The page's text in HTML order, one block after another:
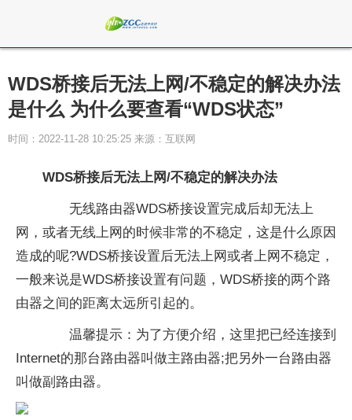
WDS桥接后无法上网/不稳定的解决办法
是什么 为什么要查看“WDS状态”
时间：2022-11-28 10:25:25 来源：互联网
WDS桥接后无法上网/不稳定的解决办法
无线路由器WDS桥接设置完成后却无法上
网，或者无线上网的时候非常的不稳定，这是什么原因
造成的呢?WDS桥接设置后无法上网或者上网不稳定，
一般来说是WDS桥接设置有问题，WDS桥接的两个路
由器之间的距离太远所引起的。
温馨提示：为了方便介绍，这里把已经连接到
Internet的那台路由器叫做主路由器;把另外一台路由器
叫做副路由器。